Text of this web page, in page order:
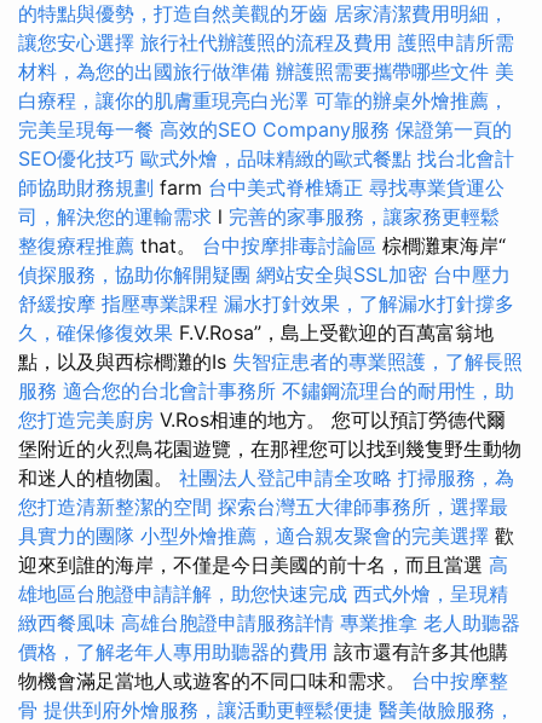
的特點與優勢，打造自然美觀的牙齒 居家清潔費用明細，
讓您安心選擇 旅行社代辦護照的流程及費用 護照申請所需
材料，為您的出國旅行做準備 辦護照需要攜帶哪些文件 美
白療程，讓你的肌膚重現亮白光澤 可靠的辦桌外燴推薦，
完美呈現每一餐 高效的SEO Company服務 保證第一頁的
SEO優化技巧 歐式外燴，品味精緻的歐式餐點 找台北會計
師協助財務規劃 farm 台中美式脊椎矯正 尋找專業貨運公
司，解決您的運輸需求 l 完善的家事服務，讓家務更輕鬆
整復療程推薦 that。 台中按摩排毒討論區 棕櫚灘東海岸“
偵探服務，協助你解開疑團 網站安全與SSL加密 台中壓力
舒緩按摩 指壓專業課程 漏水打針效果，了解漏水打針撐多
久，確保修復效果 F.V.Rosa”，島上受歡迎的百萬富翁地
點，以及與西棕櫚灘的Is 失智症患者的專業照護，了解長照
服務 適合您的台北會計事務所 不鏽鋼流理台的耐用性，助
您打造完美廚房 V.Ros相連的地方。 您可以預訂勞德代爾
堡附近的火烈鳥花園遊覽，在那裡您可以找到幾隻野生動物
和迷人的植物園。 社團法人登記申請全攻略 打掃服務，為
您打造清新整潔的空間 探索台灣五大律師事務所，選擇最
具實力的團隊 小型外燴推薦，適合親友聚會的完美選擇 歡
迎來到誰的海岸，不僅是今日美國的前十名，而且當選 高
雄地區台胞證申請詳解，助您快速完成 西式外燴，呈現精
緻西餐風味 高雄台胞證申請服務詳情 專業推拿 老人助聽器
價格，了解老年人專用助聽器的費用 該市還有許多其他購
物機會滿足當地人或遊客的不同口味和需求。 台中按摩整
骨 提供到府外燴服務，讓活動更輕鬆便捷 醫美做臉服務，